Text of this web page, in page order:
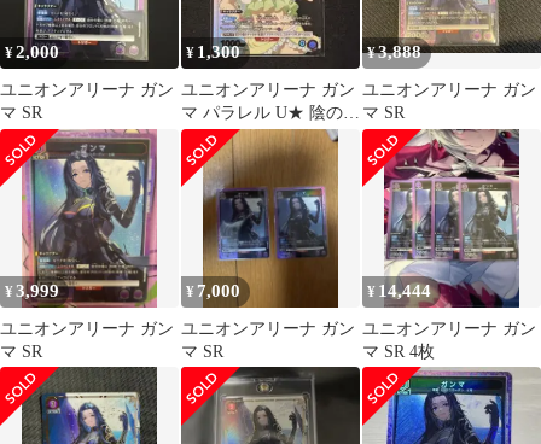
¥2,000
ユニオンアリーナ ガン
マ SR
¥ 1,300
ユニオンアリーナ ガン
マ パラレル U★ 陰の実
力者になりたくて！
¥3,888
ユニオンアリーナ ガン
マ SR
¥3,999
ユニオンアリーナ ガン
マ SR
¥ 7,000
ユニオンアリーナ ガン
マ SR
¥ 14,444
ユニオンアリーナ ガン
マ SR 4枚